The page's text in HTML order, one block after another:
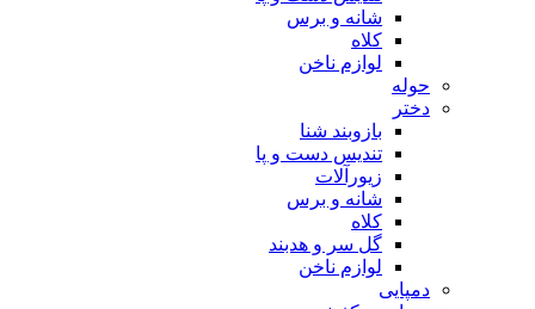
شانه و برس
کلاه
لوازم ناخن
حوله
دختر
بازوبند شنا
تندیس دست و پا
زیورآلات
شانه و برس
کلاه
گل سر و هدبند
لوازم ناخن
دمپایی